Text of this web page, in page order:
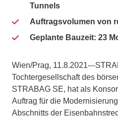
Tunnels
Auftragsvolumen von
Geplante Bauzeit: 23
Wien/Prag, 11.8.2021---
Tochtergesellschaft des
STRABAG SE, hat als
Auftrag für die
Abschnitts der